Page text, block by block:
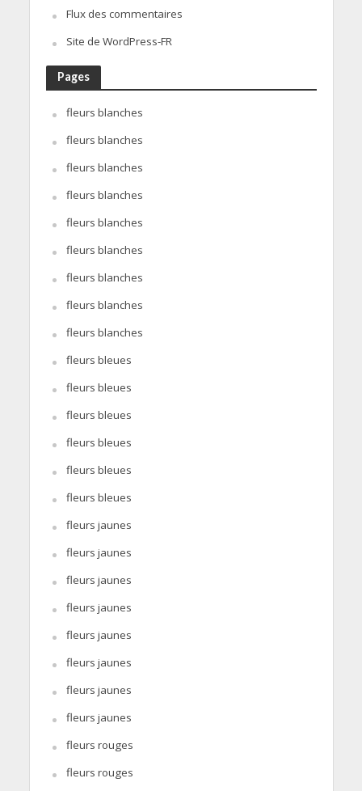
Flux des commentaires
Site de WordPress-FR
Pages
fleurs blanches
fleurs blanches
fleurs blanches
fleurs blanches
fleurs blanches
fleurs blanches
fleurs blanches
fleurs blanches
fleurs blanches
fleurs bleues
fleurs bleues
fleurs bleues
fleurs bleues
fleurs bleues
fleurs bleues
fleurs jaunes
fleurs jaunes
fleurs jaunes
fleurs jaunes
fleurs jaunes
fleurs jaunes
fleurs jaunes
fleurs jaunes
fleurs rouges
fleurs rouges